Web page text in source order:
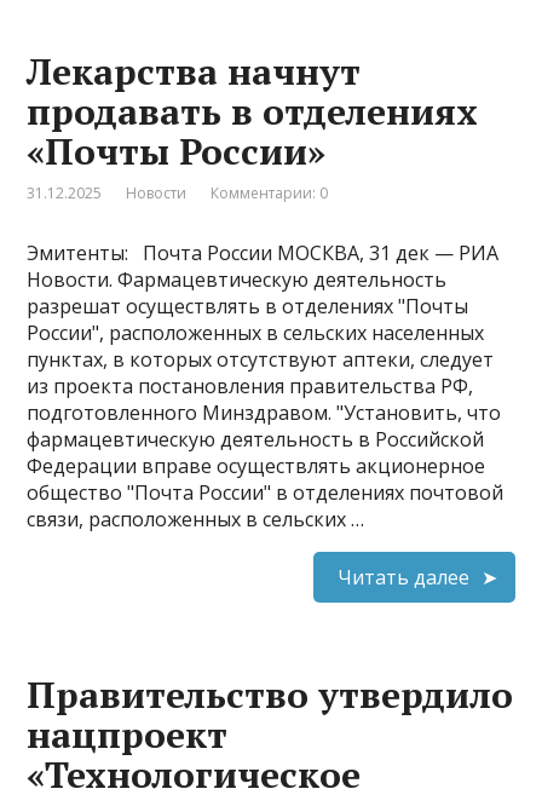
Лекарства начнут
продавать в отделениях
«Почты России»
31.12.2025 Новости Комментарии: 0
Эмитенты: Почта России МОСКВА, 31 дек — РИА
Новости. Фармацевтическую деятельность
разрешат осуществлять в отделениях "Почты
России", расположенных в сельских населенных
пунктах, в которых отсутствуют аптеки, следует
из проекта постановления правительства РФ,
подготовленного Минздравом. "Установить, что
фармацевтическую деятельность в Российской
Федерации вправе осуществлять акционерное
общество "Почта России" в отделениях почтовой
связи, расположенных в сельских …
Читать далее
Правительство утвердило
нацпроект
«Технологическое